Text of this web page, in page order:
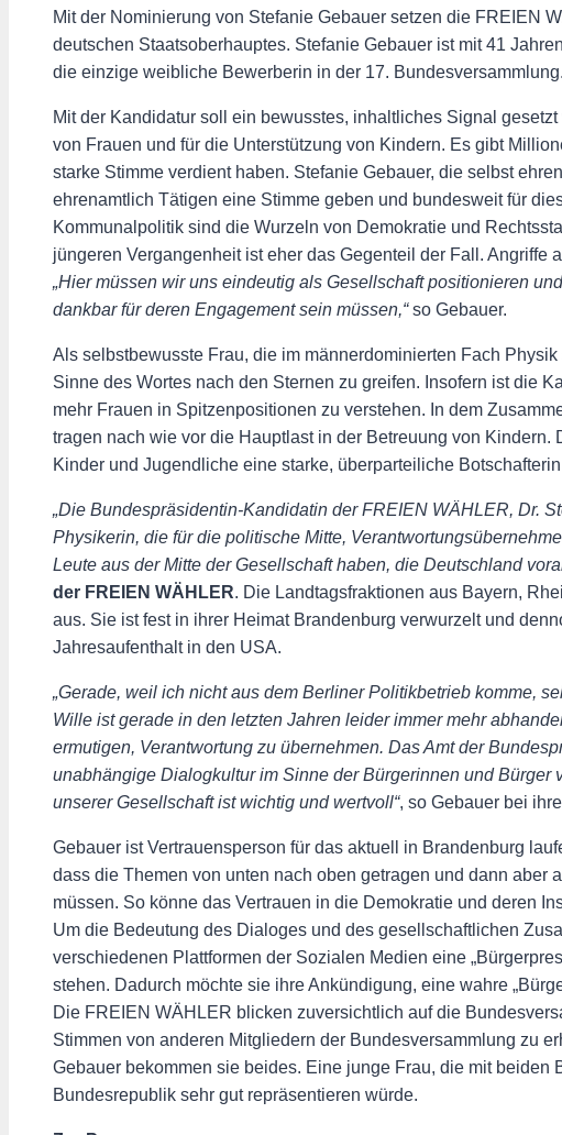
Mit der Nominierung von Stefanie Gebauer setzen die FREIEN
deutschen Staatsoberhauptes. Stefanie Gebauer ist mit 41
die einzige weibliche Bewerberin in der 17. Bundesversammlung.
Mit der Kandidatur soll ein bewusstes, inhaltliches Signal
von Frauen und für die Unterstützung von Kindern. Es gibt
starke Stimme verdient haben. Stefanie Gebauer, die selbst
ehrenamtlich Tätigen eine Stimme geben und bundesweit für
Kommunalpolitik sind die Wurzeln von Demokratie und
jüngeren Vergangenheit ist eher das Gegenteil der Fall.
„Hier müssen wir uns eindeutig als Gesellschaft positionieren
dankbar für deren Engagement sein müssen,“so Gebauer.
Als selbstbewusste Frau, die im männerdominierten Fach
Sinne des Wortes nach den Sternen zu greifen. Insofern ist die
mehr Frauen in Spitzenpositionen zu verstehen. In dem
tragen nach wie vor die Hauptlast in der Betreuung von
Kinder und Jugendliche eine starke, überparteiliche
„Die Bundespräsidentin-Kandidatin der FREIEN WÄHLER, Dr.
Physikerin, die für die politische Mitte,
Leute aus der Mitte der Gesellschaft haben, die Deutschland
der FREIEN WÄHLER. Die Landtagsfraktionen aus Bayern,
aus. Sie ist fest in ihrer Heimat Brandenburg verwurzelt und
Jahresaufenthalt in den USA.
„Gerade, weil ich nicht aus dem Berliner Politikbetrieb komme,
Wille ist gerade in den letzten Jahren leider immer mehr
ermutigen, Verantwortung zu übernehmen. Das Amt der
unabhängige Dialogkultur im Sinne der Bürgerinnen und
unserer Gesellschaft ist wichtig und wertvoll“, so Gebauer bei
Gebauer ist Vertrauensperson für das aktuell in Brandenburg
dass die Themen von unten nach oben getragen und dann
müssen. So könne das Vertrauen in die Demokratie und deren
Um die Bedeutung des Dialoges und des gesellschaftlichen
verschiedenen Plattformen der Sozialen Medien eine
stehen. Dadurch möchte sie ihre Ankündigung, eine wahre
Die FREIEN WÄHLER blicken zuversichtlich auf die
Stimmen von anderen Mitgliedern der Bundesversammlung zu
Gebauer bekommen sie beides. Eine junge Frau, die mit
Bundesrepublik sehr gut repräsentieren würde.